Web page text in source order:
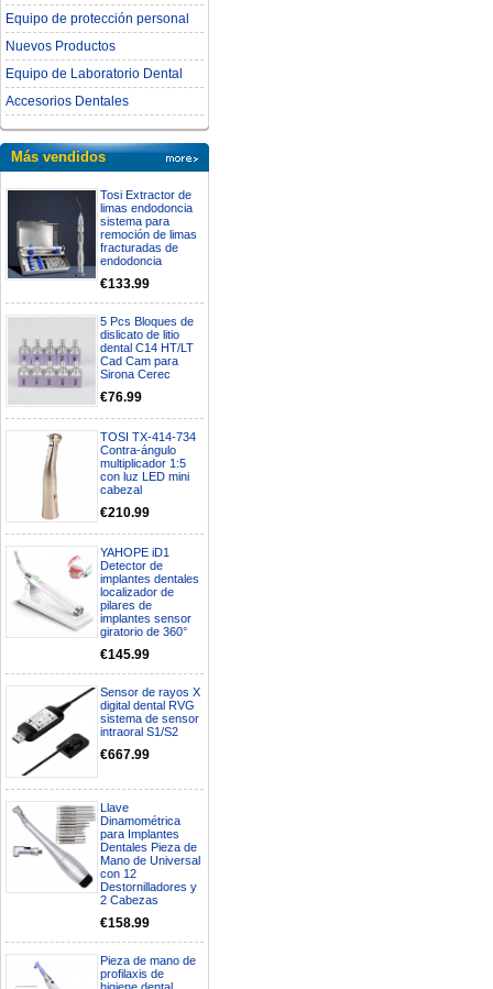
Equipo de protección personal
Nuevos Productos
Equipo de Laboratorio Dental
Accesorios Dentales
Más vendidos
Tosi Extractor de
limas endodoncia
sistema para
remoción de limas
fracturadas de
endodoncia
€133.99
5 Pcs Bloques de
dislicato de litio
dental C14 HT/LT
Cad Cam para
Sirona Cerec
€76.99
TOSI TX-414-734
Contra-ángulo
multiplicador 1:5
con luz LED mini
cabezal
€210.99
YAHOPE iD1
Detector de
implantes dentales
localizador de
pilares de
implantes sensor
giratorio de 360°
€145.99
Sensor de rayos X
digital dental RVG
sistema de sensor
intraoral S1/S2
€667.99
Llave
Dinamométrica
para Implantes
Dentales Pieza de
Mano de Universal
con 12
Destornilladores y
2 Cabezas
€158.99
Pieza de mano de
profilaxis de